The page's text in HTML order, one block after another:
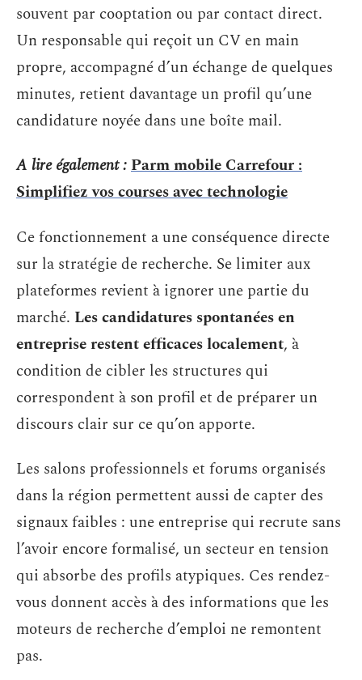
souvent par cooptation ou par contact direct.
Un responsable qui reçoit un CV en main
propre, accompagné d’un échange de quelques
minutes, retient davantage un profil qu’une
candidature noyée dans une boîte mail.
A lire également :Parm mobile Carrefour :
Simplifiez vos courses avec technologie
Ce fonctionnement a une conséquence directe
sur la stratégie de recherche. Se limiter aux
plateformes revient à ignorer une partie du
marché. Les candidatures spontanées en
entreprise restent efficaces localement, à
condition de cibler les structures qui
correspondent à son profil et de préparer un
discours clair sur ce qu’on apporte.
Les salons professionnels et forums organisés
dans la région permettent aussi de capter des
signaux faibles : une entreprise qui recrute sans
l’avoir encore formalisé, un secteur en tension
qui absorbe des profils atypiques. Ces rendez-
vous donnent accès à des informations que les
moteurs de recherche d’emploi ne remontent
pas.